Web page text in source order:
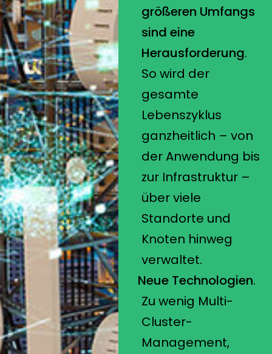
größeren Umfangs
sind eine
Herausforderung.
So wird der
gesamte
Lebenszyklus
ganzheitlich – von
der Anwendung bis
zur Infrastruktur –
über viele
Standorte und
Knoten hinweg
verwaltet.
Neue Technologien.
Zu wenig Multi-
Cluster-
Management,